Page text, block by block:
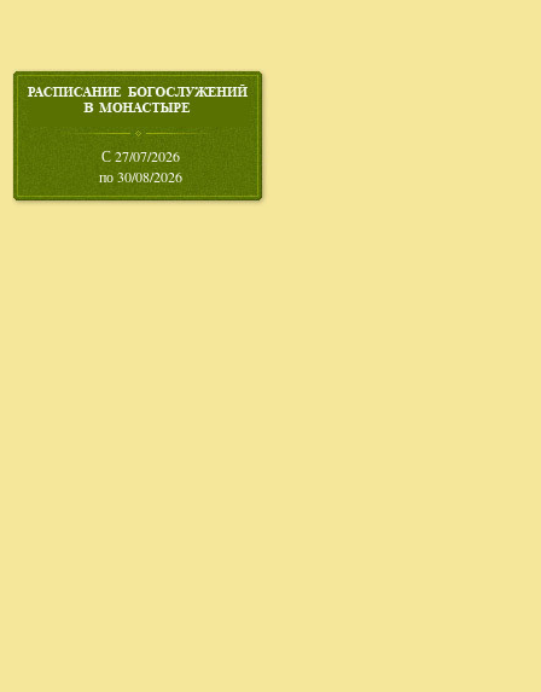
С 27/07/2026
по 30/08/2026